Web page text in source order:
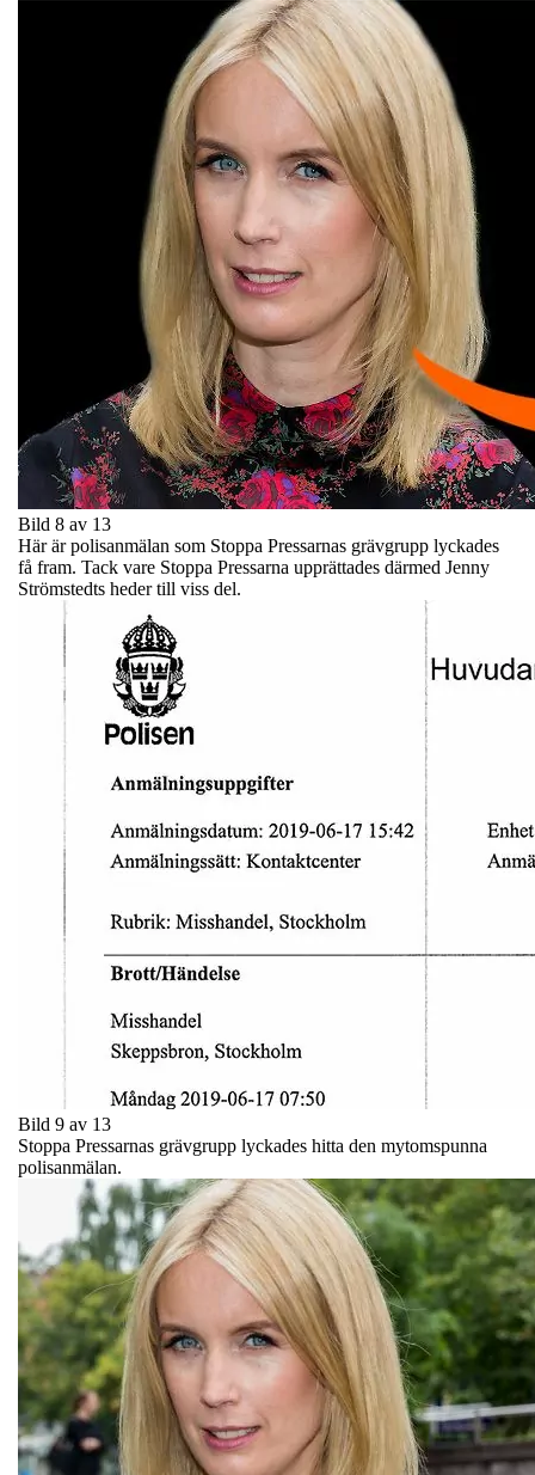
Bild 8 av 13
Här är polisanmälan som Stoppa Pressarnas grävgrupp lyckades
få fram. Tack vare Stoppa Pressarna upprättades därmed Jenny
Strömstedts heder till viss del.
Bild 9 av 13
Stoppa Pressarnas grävgrupp lyckades hitta den mytomspunna
polisanmälan.